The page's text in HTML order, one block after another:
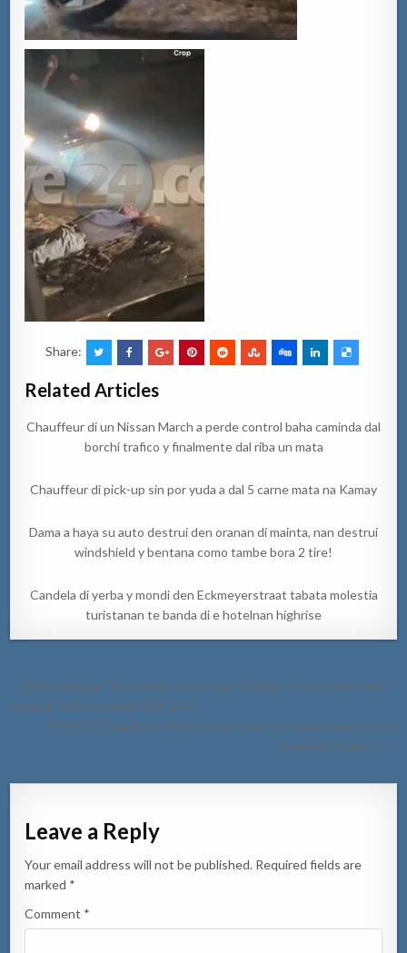
Share:
Related Articles
Chauffeur di un Nissan March a perde control baha caminda dal
borchi trafico y finalmente dal riba un mata
Chauffeur di pick-up sin por yuda a dal 5 carne mata na Kamay
Dama a haya su auto destrui den oranan di mainta, nan destrui
windshield y bentana como tambe bora 2 tire!
Candela di yerba y mondi den Eckmeyerstraat tabata molestia
turistanan te banda di e hotelnan highrise
Post
navigation
← Den campaña “Score with Coca-Cola” Caroline Croes ta bay mira
wega di futbol mundial FIFA 2026
[VIDEO] Chauffeur a bira na man robes sin pone señal net ora
brommer ta pas’e! →
Leave a Reply
Your email address will not be published. Required fields are
marked *
Comment *